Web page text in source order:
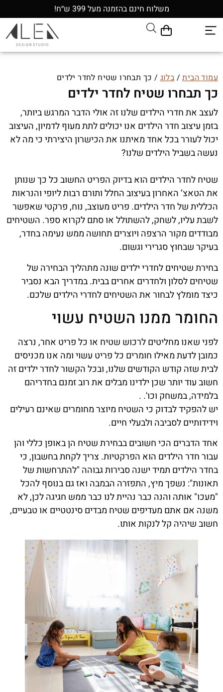
משלוח חינם בהזמנה מעל 399 ש״ח!
עמוד הבית/בלוג/ כך תבחרו שטיח לחדר ילדים
כך תבחרו שטיח לחדר ילדים
לעצב את חדרי הילדים שלנו זה אולי הדבר המרגש ביותר,
בזמן עיצוב חדר הילדים אנו יכולים לתת מעוף לדמיון, העיצוב
יכול לעורר בכל אחד מאיתנו את הכישרון היצירתי כי מה לא
נעשה בשביל הילדים שלנו?
שטיח לחדר הילדים הוא בדיוק הפריט החשוב כל כך שנותן
את הטאצ‘ האחרון בעיצוב החלל ותורם רבות ליופי והנראות
הכללית של חדר הילדים. פריט מעוצב, נוח, פרקטי שאפשר
לשבת עליו, לשחק, להשתולל או סתם לקרוא ספר. השטיחים
מבודדים מקור הרצפה ויוצרים תחושה ממש נעימה בחדר,
בעיקר שבחוץ סגרירי וגשום.
בחירת שטיחים לחדרי ילדים שונה מתהליך הבחירה של
שטיחים לסלון ולחדרים אחרים בבית. במדריך הבא נסביר
כיצד מומלץ לבחור את השטיחים לחדרי הילדים שלכם.
החומר ממנו השטיח עשוי
לפני שאנו מחליטים לרכוש שטיח או כל פריט אחר, נרצה
כמובן לדעת מאילו חומרים כל פריט עשוי ומה אנו מכניסים
לבית שזה קודש הקודשים שלנו, ובכל הקשור לחדר ילדים זה
חשוב עוד יותר שכן ילדינו מבלים את רוב זמנם בחדריהם
בלמידה, במשחק וכו'. .
יש להפקיד לבדוק כי השטיח מיוצר מחומרים שאינם רעילים
וידידותיים לסביבה ולבעלי חיים.
אחד הדברים הכי חשובים בבחירת שטיח הן באופן כללי והן
עבור חדר הילדים הוא הפרקטיות. צריך לקחת בחשבון, כי
בחדר הילדים תמיד ישנה סבירות גבוהה "להתרחשות של
תאונות": נשפך מיץ, התפזרה הבמבה ואז גם בנוסף להכל
"מעכו" אותה והנה כבר נהיית לנו כבר ממש חגיגה לכן, לא
משנה אם אתם מעדיפים שטיח מבדים סינטטיים או טבעיים,
חשוב שיהיה קל לנקות אותו.